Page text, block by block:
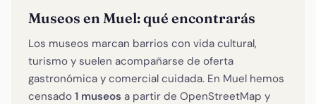
Museos en Muel: qué encontrarás
Los museos marcan barrios con vida cultural,
turismo y suelen acompañarse de oferta
gastronómica y comercial cuidada. En Muel hemos
censado 1 museos a partir de OpenStreetMap y